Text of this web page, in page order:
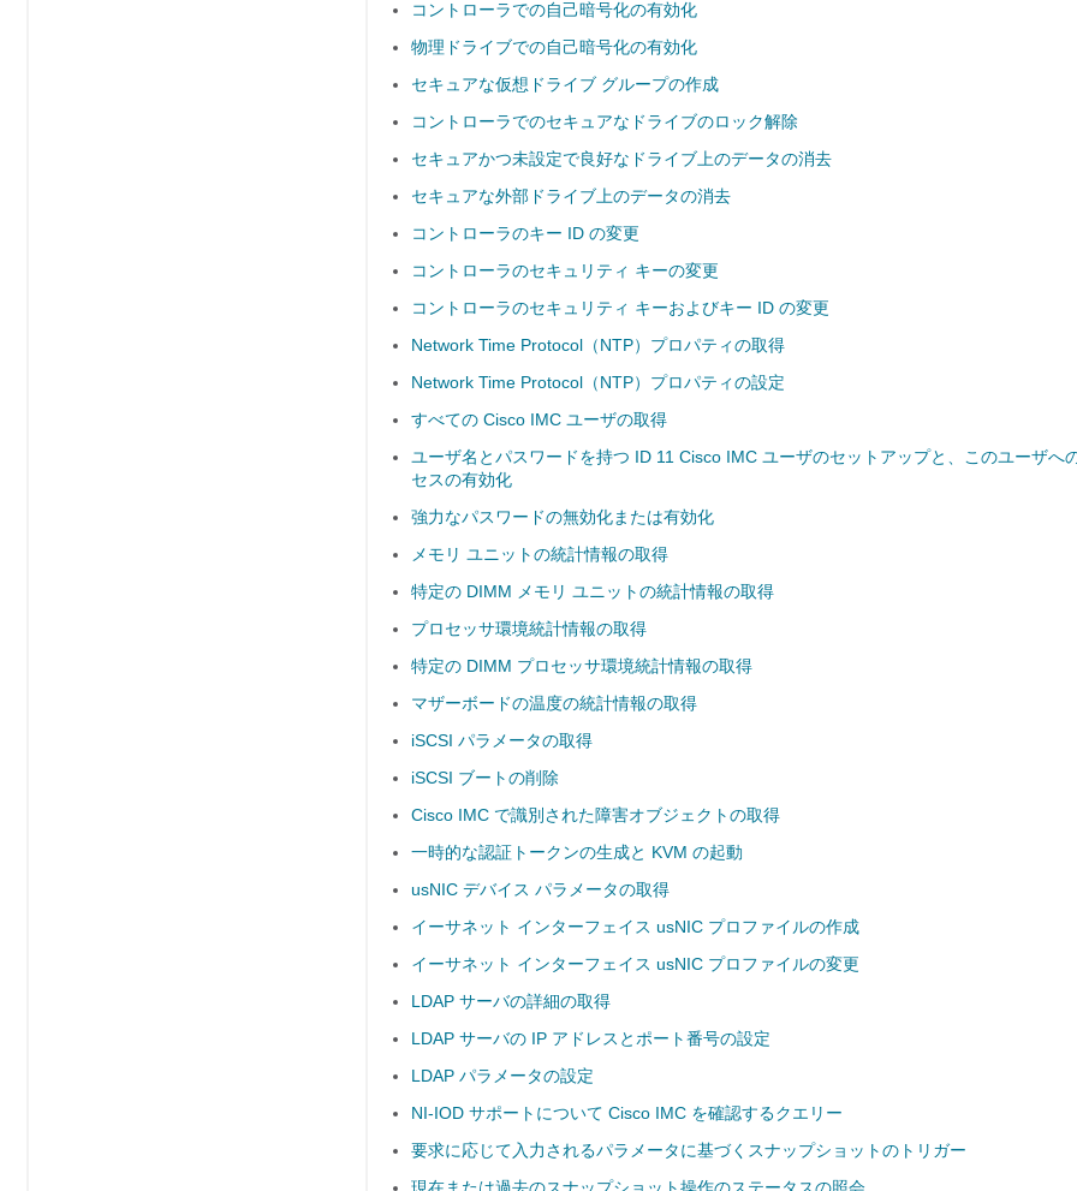
コントローラでの自己暗号化の有効化
物理ドライブでの自己暗号化の有効化
セキュアな仮想ドライブ グループの作成
コントローラでのセキュアなドライブのロック解除
セキュアかつ未設定で良好なドライブ上のデータの消去
セキュアな外部ドライブ上のデータの消去
コントローラのキー ID の変更
コントローラのセキュリティ キーの変更
コントローラのセキュリティ キーおよびキー ID の変更
Network Time Protocol（NTP）プロパティの取得
Network Time Protocol（NTP）プロパティの設定
すべての Cisco IMC ユーザの取得
ユーザ名とパスワードを持つ ID 11 Cisco IMC ユーザのセットアップと、このユーザへ
セスの有効化
強力なパスワードの無効化または有効化
メモリ ユニットの統計情報の取得
特定の DIMM メモリ ユニットの統計情報の取得
プロセッサ環境統計情報の取得
特定の DIMM プロセッサ環境統計情報の取得
マザーボードの温度の統計情報の取得
iSCSI パラメータの取得
iSCSI ブートの削除
Cisco IMC で識別された障害オブジェクトの取得
一時的な認証トークンの生成と KVM の起動
usNIC デバイス パラメータの取得
イーサネット インターフェイス usNIC プロファイルの作成
イーサネット インターフェイス usNIC プロファイルの変更
LDAP サーバの詳細の取得
LDAP サーバの IP アドレスとポート番号の設定
LDAP パラメータの設定
NI-IOD サポートについて Cisco IMC を確認するクエリー
要求に応じて入力されるパラメータに基づくスナップショットのトリガー